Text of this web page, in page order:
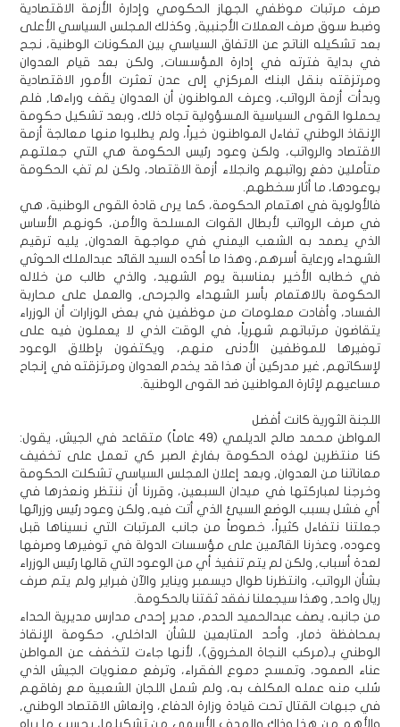
صرف مرتبات موظفي الجهاز الحكومي وإدارة الأزمة الاقتصادية
وضبط سوق صرف العملات الأجنبية, وكذلك المجلس السياسي الأعلى
بعد تشكيله الناتج عن الاتفاق السياسي بين المكونات الوطنية، نجح
في بداية فترته في إدارة المؤسسات, ولكن بعد قيام العدوان
ومرتزقته بنقل البنك المركزي إلى عدن تعثرت الأمور الاقتصادية
وبدأت أزمة الرواتب، وعرف المواطنون أن العدوان يقف وراءها, فلم
يحملوا القوى السياسية المسؤولية تجاه ذلك، وبعد تشكيل حكومة
الإنقاذ الوطني تفاءل المواطنون خيراً، ولم يطلبوا منها معالجة أزمة
الاقتصاد والرواتب، ولكن وعود رئيس الحكومة هي التي جعلتهم
متأملين دفع رواتبهم وانجلاء أزمة الاقتصاد، ولكن لم تفِ الحكومة
بوعودها، ما أثار سخطهم.
فالأولوية في اهتمام الحكومة، كما يرى قادة القوى الوطنية، هي
في صرف الرواتب لأبطال القوات المسلحة والأمن، كونهم الأساس
الذي يصمد به الشعب اليمني في مواجهة العدوان, يليه ترقيم
الشهداء ورعاية أسرهم، وهذا ما أكده السيد القائد عبدالملك الحوثي
في خطابه الأخير بمناسبة يوم الشهيد، والذي طالب من خلاله
الحكومة بالاهتمام بأسر الشهداء والجرحى, والعمل على محاربة
الفساد، وأفادت معلومات من موظفين في بعض الوزارات أن الوزراء
يتقاضون مرتباتهم شهرياً، في الوقت الذي لا يعملون فيه على
توفيرها للموظفين الأدنى منهم، ويكتفون بإطلاق الوعود
لإسكاتهم, غير مدركين أن هذا قد يخدم العدوان ومرتزقته في إنجاح
مساعيهم لإثارة المواطنين ضد القوى الوطنية.
اللجنة الثورية كانت أفضل
المواطن محمد صالح الديلمي (49 عاماً) متقاعد في الجيش، يقول:
كنا منتظرين لهذه الحكومة بفارغ الصبر كي تعمل على تخفيف
معاناتنا من العدوان, وبعد إعلان المجلس السياسي تشكلت الحكومة
وخرجنا لمباركتها في ميدان السبعين، وقررنا أن ننتظر ونعذرها في
أي فشل بسبب الوضع السيئ الذي أتت فيه, ولكن وعود رئيس وزرائها
جعلتنا نتفاءل كثيراً، خصوصاً من جانب المرتبات التي نسيناها قبل
وعوده، وعذرنا القائمين على مؤسسات الدولة في توفيرها وصرفها
لعدة أسباب, ولكن لم يتم تنفيذ أي من الوعود التي قالها رئيس الوزراء
بشأن الرواتب، وانتظرنا طوال ديسمبر ويناير والآن فبراير ولم يتم صرف
ريال واحد, وهذا سيجعلنا نفقد ثقتنا بالحكومة.
من جانبه، يصف عبدالحميد الحدم، مدير إحدى مدارس مديرية الحداء
بمحافظة ذمار، وأحد المتابعين للشأن الداخلي، حكومة الإنقاذ
الوطني بـ(مركب النجاة المخروق)، لأنها جاءت لتخفف عن المواطن
عناء الصمود، وتمسح دموع الفقراء، وترفع معنويات الجيش الذي
سُلب منه عمله المكلف به، ولم شمل اللجان الشعبية مع رفاقهم
في جبهات القتال تحت قيادة وزارة الدفاع، وإنعاش الاقتصاد الوطني,
والأهم من هذا وذاك والهدف الأسمى من تشكيلها، بحسب ما يراه